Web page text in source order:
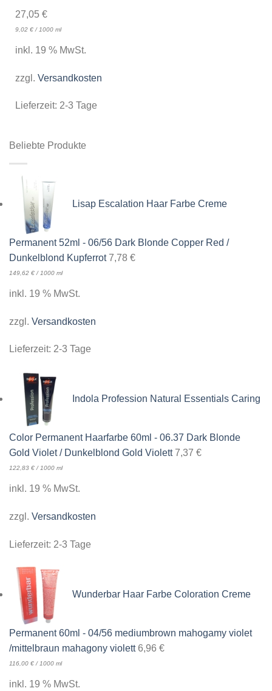
27,05 €
9,02 €/ 1000 ml
inkl. 19 % MwSt.
zzgl. Versandkosten
Lieferzeit: 2-3 Tage
Beliebte Produkte
Lisap Escalation Haar Farbe Creme
Permanent 52ml - 06/56 Dark Blonde Copper Red /
Dunkelblond Kupferrot 7,78 €
149,62 € / 1000 ml
inkl. 19 % MwSt.
zzgl. Versandkosten
Lieferzeit: 2-3 Tage
Indola Profession Natural Essentials Caring
Color Permanent Haarfarbe 60ml - 06.37 Dark Blonde
Gold Violet / Dunkelblond Gold Violett 7,37 €
122,83 €/1000 ml
inkl. 19 % MwSt.
zzgl. Versandkosten
Lieferzeit: 2-3 Tage
Wunderbar Haar Farbe Coloration Creme
Permanent 60ml - 04/56 mediumbrown mahogamy violet
/mittelbraun mahagony violett 6,96 €
116,00 € / 1000 ml
inkl. 19 % MwSt.